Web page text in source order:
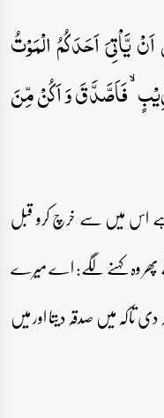
یَّاۡتِیَ اَحَدَکُمُ الۡمَوۡتُ
فَاَصَّدَّقَ وَ اَکُنۡ مِّنَ
اس میں سے خرچ کرو قبل
وہ کہنے لگے: اے میرے
میں صدقہ دیتا اور میں